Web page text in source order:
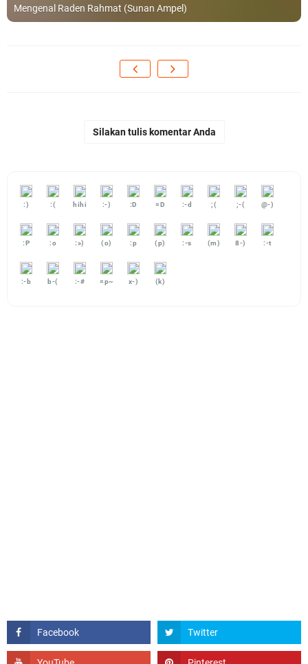
Mengenal Raden Rahmat (Sunan Ampel)
Silakan tulis komentar Anda
:) :( hihi :-) :D =D :-d ;( ;-( @-)
:P :o :>) (o) :p (p) :-s (m) 8-) :-t
:-b b-( :-# =p~ x-) (k)